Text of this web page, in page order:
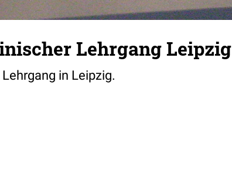
Lehrgang Leipzig
in Leipzig.